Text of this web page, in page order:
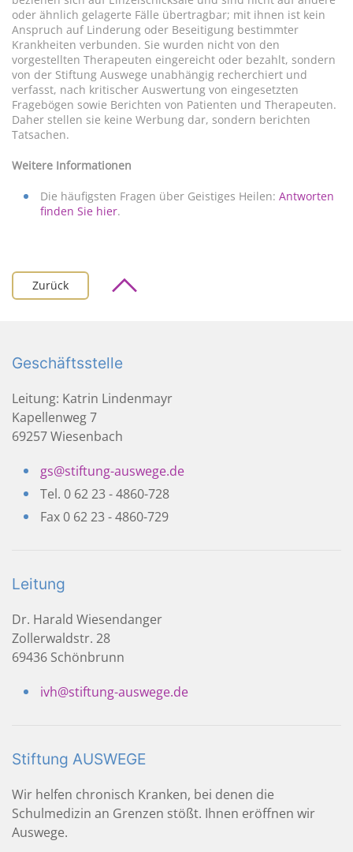
oder ähnlich gelagerte Fälle übertragbar; mit ihnen ist kein
Anspruch auf Linderung oder Beseitigung bestimmter
Krankheiten verbunden. Sie wurden nicht von den
vorgestellten Therapeuten eingereicht oder bezahlt, sondern
von der Stiftung Auswege unabhängig recherchiert und
verfasst, nach kritischer Auswertung von eingesetzten
Fragebögen sowie Berichten von Patienten und Therapeuten.
Daher stellen sie keine Werbung dar, sondern berichten
Tatsachen.
Weitere Informationen
Die häufigsten Fragen über Geistiges Heilen: Antworten
finden Sie hier.
Zurück
Geschäftsstelle
Leitung: Katrin Lindenmayr
Kapellenweg 7
69257 Wiesenbach
gs@stiftung-auswege.de
Tel. 0 62 23 - 4860-728
Fax 0 62 23 - 4860-729
Leitung
Dr. Harald Wiesendanger
Zollerwaldstr. 28
69436 Schönbrunn
ivh@stiftung-auswege.de
Stiftung AUSWEGE
Wir helfen chronisch Kranken, bei denen die
Schulmedizin an Grenzen stößt. Ihnen eröffnen wir
Auswege.